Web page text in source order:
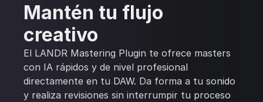
Mantén tu flujo
creativo
El LANDR Mastering Plugin te ofrece masters
con IA rápidos y de nivel profesional
directamente en tu DAW. Da forma a tu sonido
y realiza revisiones sin interrumpir tu proceso